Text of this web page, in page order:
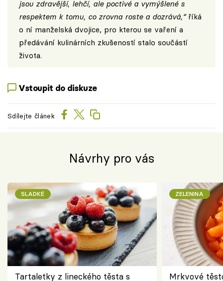
jsou zdravější, lehčí, ale poctivé a vymýšlené s
respektem k tomu, co zrovna roste a dozrává,“říká
o ní manželská dvojice, pro kterou se vaření a
předávání kulinárních zkušeností stalo součástí
života.
Vstoupit do diskuze
Sdílejte článek
Návrhy pro vás
SLADKÉ
Tartaletky z lineckého těsta s
ZELENINA
Mrkvové